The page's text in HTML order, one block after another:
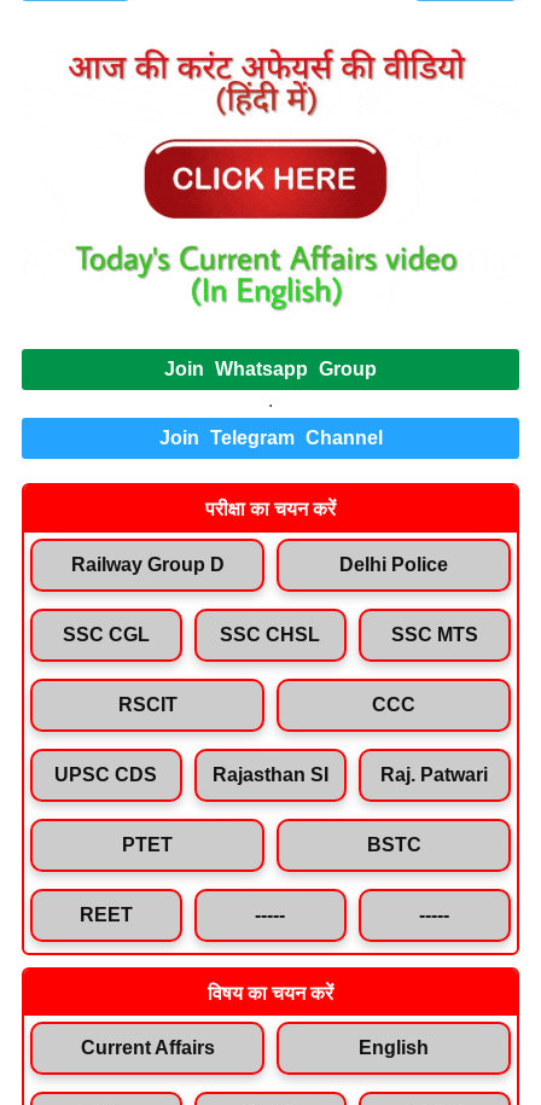
Join Whatsapp Group
.
Join Telegram Channel
परीक्षा का चयन करें
Railway Group D Delhi Police
SSC CGL SSC CHSL SSC MTS
RSCIT CCC
UPSC CDS Rajasthan SI Raj. Patwari
PTET BSTC
REET ----- -----
विषय का चयन करें
Current Affairs English